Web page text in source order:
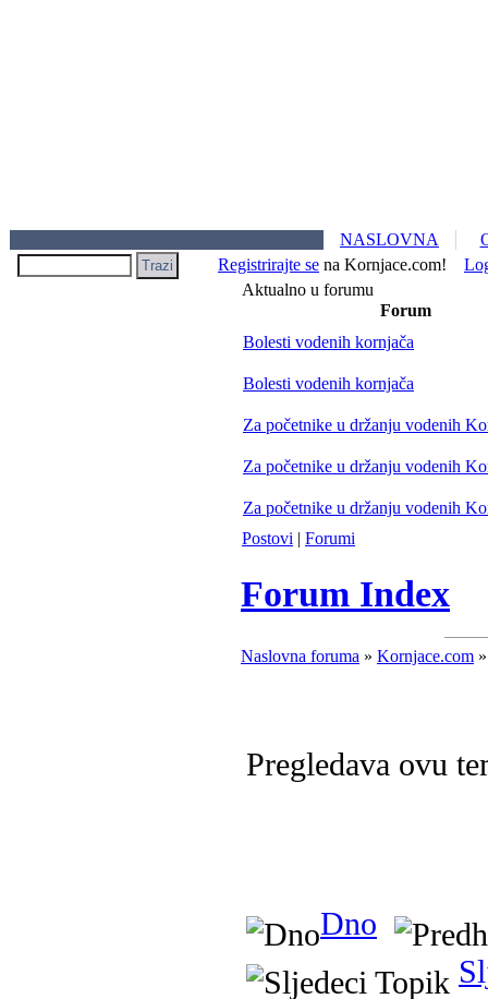
NASLOVNA
Registrirajte se na Kornjace.com!
Aktualno u forumu
Forum
Bolesti vodenih kornjača
Bolesti vodenih kornjača
Za početnike u držanju vodenih
Za početnike u držanju vodenih
Za početnike u držanju vodenih
Postovi | Forumi
Forum Index
Naslovna foruma » Kornjace.com »
Pregledava ovu
Dno